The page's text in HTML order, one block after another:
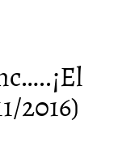
2016)